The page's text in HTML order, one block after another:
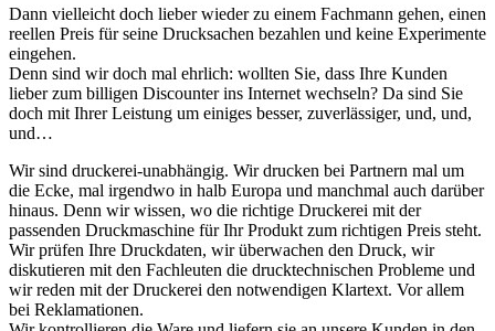
Dann vielleicht doch lieber wieder zu einem Fachmann gehen, einen
reellen Preis für seine Drucksachen bezahlen und keine Experimente
eingehen.
Denn sind wir doch mal ehrlich: wollten Sie, dass Ihre Kunden
lieber zum billigen Discounter ins Internet wechseln? Da sind Sie
doch mit Ihrer Leistung um einiges besser, zuverlässiger, und, und,
und…
Wir sind druckerei-unabhängig. Wir drucken bei Partnern mal um
die Ecke, mal irgendwo in halb Europa und manchmal auch darüber
hinaus. Denn wir wissen, wo die richtige Druckerei mit der
passenden Druckmaschine für Ihr Produkt zum richtigen Preis steht.
Wir prüfen Ihre Druckdaten, wir überwachen den Druck, wir
diskutieren mit den Fachleuten die drucktechnischen Probleme und
wir reden mit der Druckerei den notwendigen Klartext. Vor allem
bei Reklamationen.